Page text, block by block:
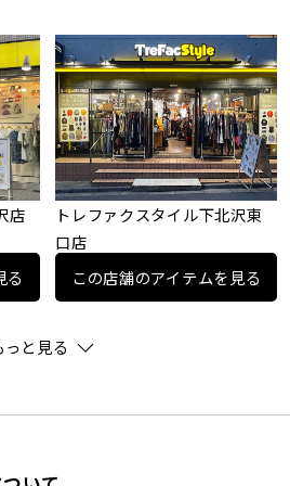
店
る
トレファクスタイル下北沢東
口店
この店舗のアイテムを見る
っと見る